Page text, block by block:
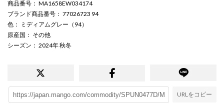
商品番号 ： MA1658EW034174
ブランド商品番号 ： 77026723 94
色 ： ミディアムグレー（94）
原産国 ： その他
シーズン ： 2024年 秋冬
URLをコピー